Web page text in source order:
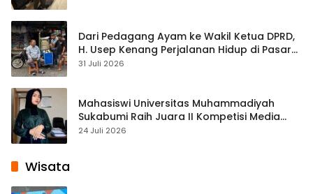
Dari Pedagang Ayam ke Wakil Ketua DPRD,
H. Usep Kenang Perjalanan Hidup di Pasar
Cisaat
31 Juli 2026
Mahasiswi Universitas Muhammadiyah
Sukabumi Raih Juara II Kompetisi Media
Pembelajaran Digital Tingkat Internasional
24 Juli 2026
Wisata